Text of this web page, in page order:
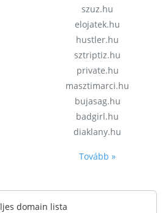
szuz.hu
elojatek.hu
hustler.hu
sztriptiz.hu
private.hu
masztimarci.hu
bujasag.hu
badgirl.hu
diaklany.hu
Tovább »
domain lista